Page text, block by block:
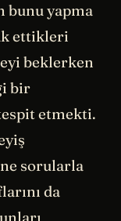
bunu yapma
ettikleri
beklerken
bir
etmekti.
sorularla
da